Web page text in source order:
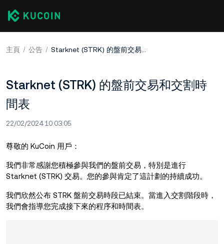
主頁 公告 Starknet (STRK) 的盤前交易和交割時間表
Starknet (STRK) 的盤前交易和交割時
間表
22/02/2024 10:03:05
尊敬的 KuCoin 用戶：
我們非常感謝您積極參與我們的盤前交易，特別是進行
Starknet (STRK) 交易。您的參與肯定了這計劃的持續成功。
我們欣然公布 STRK 盤前交易時段已結束。當進入交割階段時，
我們會指導您完成接下來的程序和時間表。